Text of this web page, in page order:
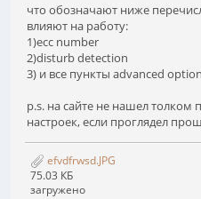
что обозначают ниже
влияют на работу:
1)ecc number
2)disturb detection
3) и все пункты advanced option
p.s. на сайте не нашел
настроек, если проглядел
efvdfrwsd.JPG
75.03 КБ
загружено